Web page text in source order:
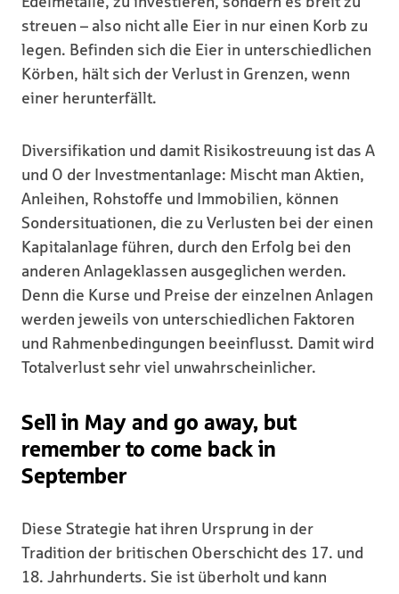
streuen – also nicht alle Eier in nur einen Korb zu
legen. Befinden sich die Eier in unterschiedlichen
Körben, hält sich der Verlust in Grenzen, wenn
einer herunterfällt.
Diversifikation und damit Risikostreuung ist das A
und O der Investmentanlage: Mischt man Aktien,
Anleihen, Rohstoffe und Immobilien, können
Sondersituationen, die zu Verlusten bei der einen
Kapitalanlage führen, durch den Erfolg bei den
anderen Anlageklassen ausgeglichen werden.
Denn die Kurse und Preise der einzelnen Anlagen
werden jeweils von unterschiedlichen Faktoren
und Rahmenbedingungen beeinflusst. Damit wird
Totalverlust sehr viel unwahrscheinlicher.
Sell in May and go away, but
remember to come back in
September
Diese Strategie hat ihren Ursprung in der
Tradition der britischen Oberschicht des 17. und
18. Jahrhunderts. Sie ist überholt und kann